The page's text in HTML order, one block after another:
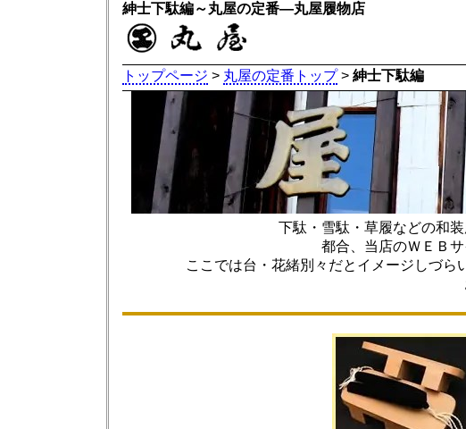
紳士下駄編～丸屋の定番―丸屋履物店
トップページ > 丸屋の定番トップ> 紳士下駄編
下駄・雪駄・草履などの和
都合、当店のＷＥＢ
ここでは台・花緒別々だとイメージしづら